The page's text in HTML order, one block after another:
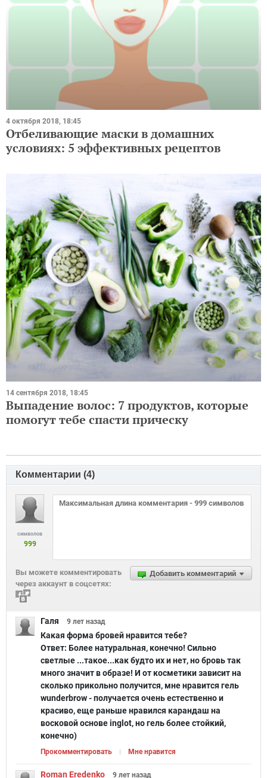
4 октября 2018, 18:45
Отбеливающие маски в домашних
условиях: 5 эффективных рецептов
14 сентября 2018, 18:45
Выпадение волос: 7 продуктов, которые
помогут тебе спасти прическу
Комментарии (4)
символов
999
Добавить комментарий
Вы можете комментировать
через аккаунт в соцсетях:
Галя 9 лет назад
Какая форма бровей нравится тебе?
Ответ: Более натуральная, конечно! Сильно
светлые ...такое...как будто их и нет, но бровь так
много значит в образе! И от косметики зависит на
сколько прикольно получится, мне нравится гель
wunderbrow - получается очень естественно и
красиво, еще раньше нравился карандаш на
восковой основе inglot, но гель более стойкий,
конечно)
Прокомментировать Мне нравится
Roman Eredenko 9 лет назад